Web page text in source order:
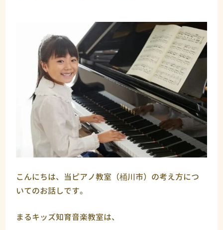
こんにちは、当ピアノ教室（桶川市）の考え方につ
いてのお話しです。
まるキッズ知育音楽教室は、